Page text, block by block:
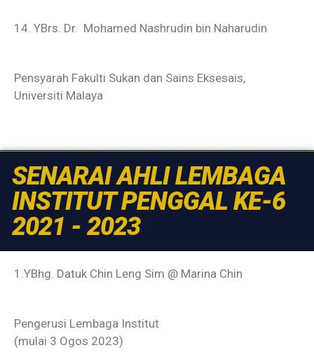
14. YBrs. Dr. Mohamed Nashrudin bin Naharudin
Pensyarah Fakulti Sukan dan Sains Eksesais,
Universiti Malaya
SENARAI AHLI LEMBAGA
INSTITUT PENGGAL KE-6
2021 - 2023
1.YBhg. Datuk Chin Leng Sim @ Marina Chin
Pengerusi Lembaga Institut
(mulai 3 Ogos 2023)